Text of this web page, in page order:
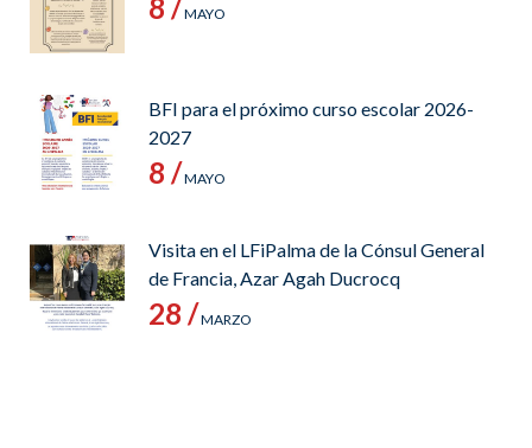
8 /MAYO
BFI para el próximo curso escolar 2026-
2027
8 /MAYO
Visita en el LFiPalma de la Cónsul General
de Francia, Azar Agah Ducrocq
28 /MARZO